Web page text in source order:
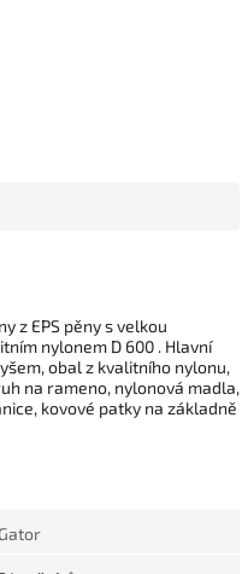
z EPS pěny s velkou
nylonem D 600 . Hlavní
obal z kvalitního nylonu,
na rameno, nylonová madla,
kovové patky na základně
Gator